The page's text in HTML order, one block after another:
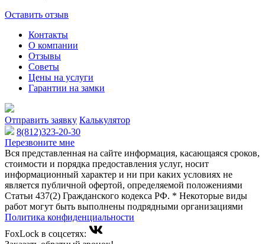
Оставить отзыв
Контакты
О компании
Отзывы
Советы
Цены на услуги
Гарантии на замки
Отправить заявку Калькулятор
8(812)323-20-30
Перезвоните мне
Вся представленная на сайте информация, касающаяся сроков,
стоимости и порядка предоставления услуг, носит
информационный характер и ни при каких условиях не
является публичной офертой, определяемой положениями
Статьи 437(2) Гражданского кодекса РФ. * Некоторые виды
работ могут быть выполнены подрядными организациями
Политика конфиденциальности
FoxLock в соцсетях: